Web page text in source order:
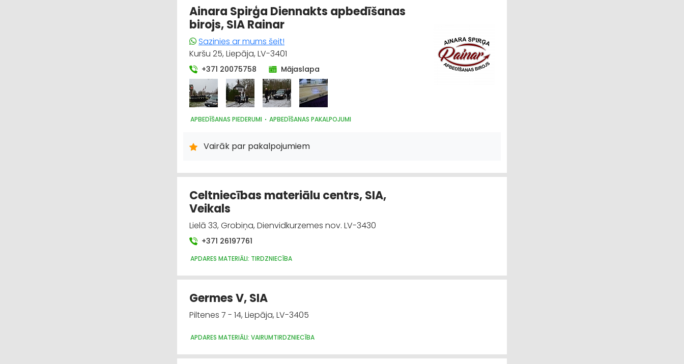
Ainara Spirģa Diennakts apbedīšanas
birojs, SIA Rainar
Sazinies ar mums šeit!
Kuršu 25, Liepāja, LV-3401
+371 20075758 Mājaslapa
APBEDĪŠANAS PIEDERUMI APBEDĪŠANAS PAKALPOJUMI
Vairāk par pakalpojumiem
Celtniecības materiālu centrs, SIA,
Veikals
Lielā 33, Grobiņa, Dienvidkurzemes nov. LV-3430
+371 26197761
APDARES MATERIĀLI: TIRDZNIECĪBA
Germes V, SIA
Piltenes 7 - 14, Liepāja, LV-3405
APDARES MATERIĀLI: VAIRUMTIRDZNIECĪBA